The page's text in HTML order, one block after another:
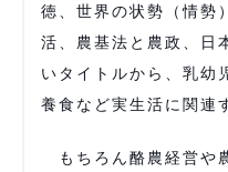
徳、世界の状勢（情勢
活、農基法と農政、日
いタイトルから、乳幼
養食など実生活に関連
もちろん酪農経営や